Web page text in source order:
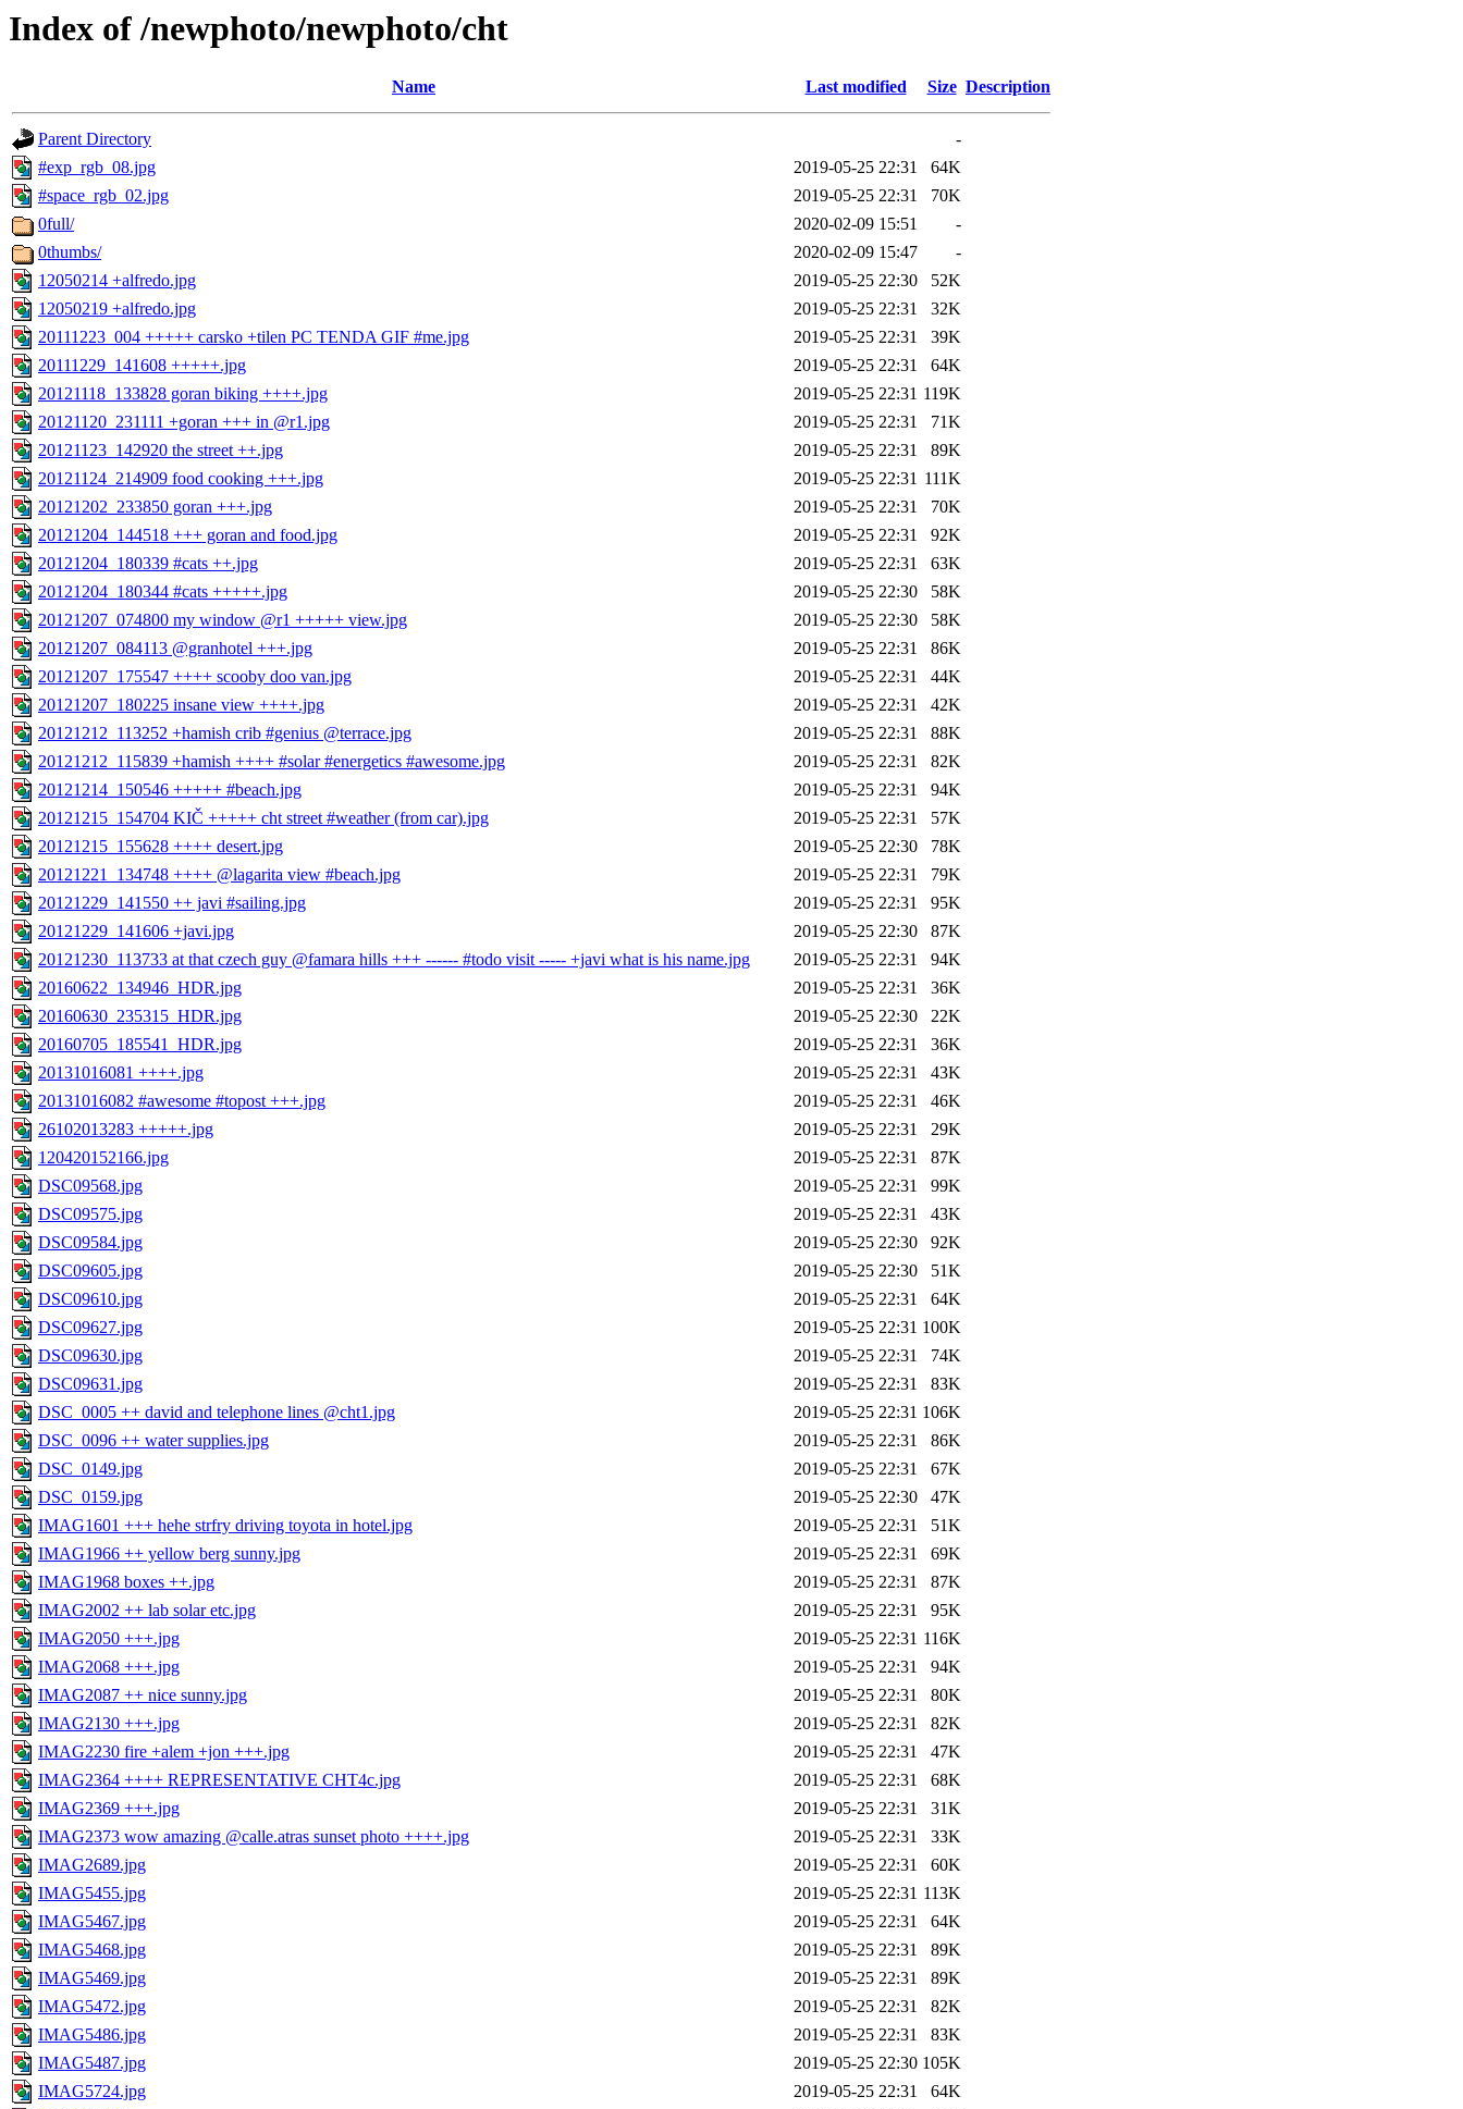
Index of /newphoto/newphoto/cht
Name Last modified Size Description
Parent Directory
-
#exp_rgb_08.jpg
2019-05-25 22:31
64K
#space_rgb_02.jpg
2019-05-25 22:31
70K
0full/
2020-02-09 15:51
-
0thumbs/
2020-02-09 15:47
-
12050214 +alfredo.jpg
2019-05-25 22:30
52K
12050219 +alfredo.jpg
2019-05-25 22:31
32K
20111223_004 +++++ carsko +tilen PC TENDA GIF #me.jpg
2019-05-25 22:31
39K
20111229_141608 +++++.jpg
2019-05-25 22:31
64K
20121118_133828 goran biking ++++.jpg
2019-05-25 22:31 119K
20121120_231111 +goran +++ in @r1.jpg
2019-05-25 22:31
71K
20121123_142920 the street ++.jpg
2019-05-25 22:31
89K
20121124_214909 food cooking +++.jpg
2019-05-25 22:31 111K
20121202_233850 goran +++.jpg
2019-05-25 22:31
70K
20121204_144518 +++ goran and food.jpg
2019-05-25 22:31
92K
20121204_180339 #cats ++.jpg
2019-05-25 22:31
63K
20121204_180344 #cats +++++.jpg
2019-05-25 22:30
58K
20121207_074800 my window @r1 +++++ view.jpg
2019-05-25 22:30
58K
20121207_084113 @granhotel +++.jpg
2019-05-25 22:31
86K
20121207_175547 ++++ scooby doo van.jpg
2019-05-25 22:31
44K
20121207_180225 insane view ++++.jpg
2019-05-25 22:31
42K
20121212_113252 +hamish crib #genius @terrace.jpg
2019-05-25 22:31
88K
20121212_115839 +hamish ++++ #solar #energetics #awesome.jpg
2019-05-25 22:31
82K
20121214_150546 +++++ #beach.jpg
2019-05-25 22:31
94K
20121215_154704 KIČ +++++ cht street #weather (from car).jpg
2019-05-25 22:31
57K
20121215_155628 ++++ desert.jpg
2019-05-25 22:30
78K
20121221_134748 ++++ @lagarita view #beach.jpg
2019-05-25 22:31
79K
20121229_141550 ++ javi #sailing.jpg
2019-05-25 22:31
95K
20121229_141606 +javi.jpg
2019-05-25 22:30
87K
20121230_113733 at that czech guy @famara hills +++ ------ #todo visit ----- +javi what is his name.jpg
2019-05-25 22:31
94K
20160622_134946_HDR.jpg
2019-05-25 22:31
36K
20160630_235315_HDR.jpg
2019-05-25 22:30
22K
20160705_185541_HDR.jpg
2019-05-25 22:31
36K
20131016081 ++++.jpg
2019-05-25 22:31
43K
20131016082 #awesome #topost +++.jpg
2019-05-25 22:31
46K
26102013283 +++++.jpg
2019-05-25 22:31
29K
120420152166.jpg
2019-05-25 22:31
87K
DSC09568.jpg
2019-05-25 22:31
99K
DSC09575.jpg
2019-05-25 22:31
43K
DSC09584.jpg
2019-05-25 22:30
92K
DSC09605.jpg
2019-05-25 22:30
51K
DSC09610.jpg
2019-05-25 22:31
64K
DSC09627.jpg
2019-05-25 22:31 100K
DSC09630.jpg
2019-05-25 22:31
74K
DSC09631.jpg
2019-05-25 22:31
83K
DSC_0005 ++ david and telephone lines @cht1.jpg
2019-05-25 22:31 106K
DSC_0096 ++ water supplies.jpg
2019-05-25 22:31
86K
DSC_0149.jpg
2019-05-25 22:31
67K
DSC_0159.jpg
2019-05-25 22:30
47K
IMAG1601 +++ hehe strfry driving toyota in hotel.jpg
2019-05-25 22:31
51K
IMAG1966 ++ yellow berg sunny.jpg
2019-05-25 22:31
69K
IMAG1968 boxes ++.jpg
2019-05-25 22:31
87K
IMAG2002 ++ lab solar etc.jpg
2019-05-25 22:31
95K
IMAG2050 +++.jpg
2019-05-25 22:31 116K
IMAG2068 +++.jpg
2019-05-25 22:31
94K
IMAG2087 ++ nice sunny.jpg
2019-05-25 22:31
80K
IMAG2130 +++.jpg
2019-05-25 22:31
82K
IMAG2230 fire +alem +jon +++.jpg
2019-05-25 22:31
47K
IMAG2364 ++++ REPRESENTATIVE CHT4c.jpg
2019-05-25 22:31
68K
IMAG2369 +++.jpg
2019-05-25 22:31
31K
IMAG2373 wow amazing @calle.atras sunset photo ++++.jpg
2019-05-25 22:31
33K
IMAG2689.jpg
2019-05-25 22:31
60K
IMAG5455.jpg
2019-05-25 22:31 113K
IMAG5467.jpg
2019-05-25 22:31
64K
IMAG5468.jpg
2019-05-25 22:31
89K
IMAG5469.jpg
2019-05-25 22:31
89K
IMAG5472.jpg
2019-05-25 22:31
82K
IMAG5486.jpg
2019-05-25 22:31
83K
IMAG5487.jpg
2019-05-25 22:30 105K
IMAG5724.jpg
2019-05-25 22:31
64K